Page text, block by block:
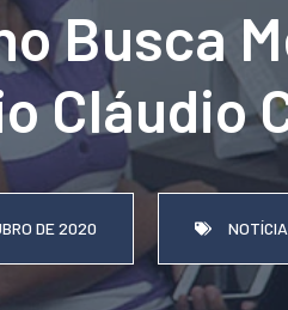
Busca
Cláudio
DE 2020 NOTÍCIA